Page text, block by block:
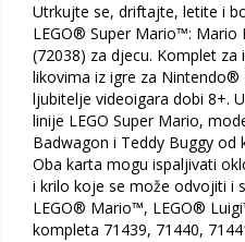
Utrkujte se, driftajte, letite i
LEGO® Super Mario™:
(72038) za djecu. Komplet
likovima iz igre za Nintendo®
ljubitelje videoigara dobi 8+.
linije LEGO Super Mario,
Badwagon i Teddy Buggy od
Oba karta mogu ispaljivati
i krilo koje se može odvojiti i
LEGO® Mario™, LEGO®
kompleta 71439, 71440,